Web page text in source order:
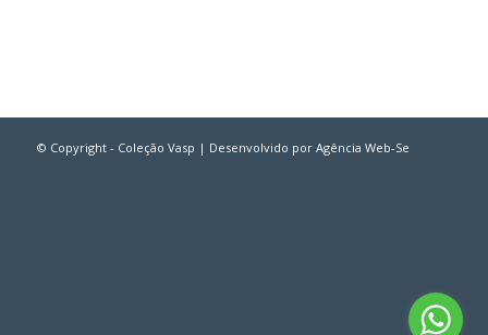
© Copyright - Coleção Vasp | Desenvolvido por Agência Web-Se